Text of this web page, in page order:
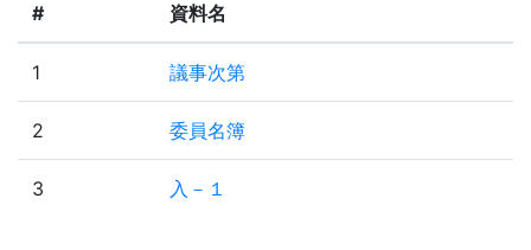
# 資料名
1 議事次第
2 委員名簿
3 入－１